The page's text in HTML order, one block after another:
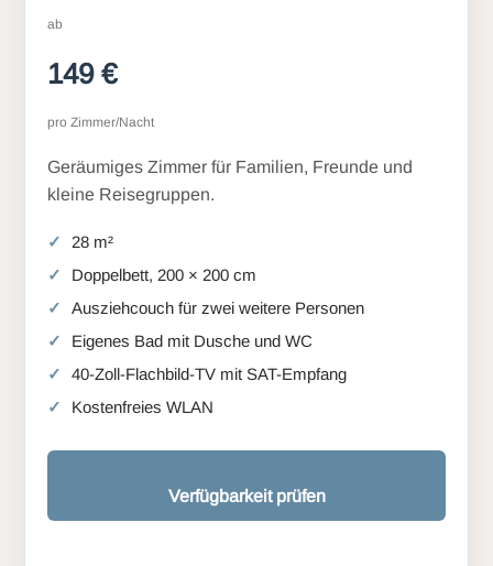
ab
149 €
pro Zimmer/Nacht
Geräumiges Zimmer für Familien, Freunde und
kleine Reisegruppen.
28 m²
Doppelbett, 200 × 200 cm
Ausziehcouch für zwei weitere Personen
Eigenes Bad mit Dusche und WC
40-Zoll-Flachbild-TV mit SAT-Empfang
Kostenfreies WLAN
Verfügbarkeit prüfen